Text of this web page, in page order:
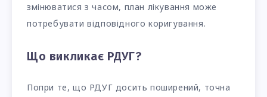
змінюватися з часом, план лікування може
потребувати відповідного коригування.
Що викликає РДУГ?
Попри те, що РДУГ досить поширений, точна